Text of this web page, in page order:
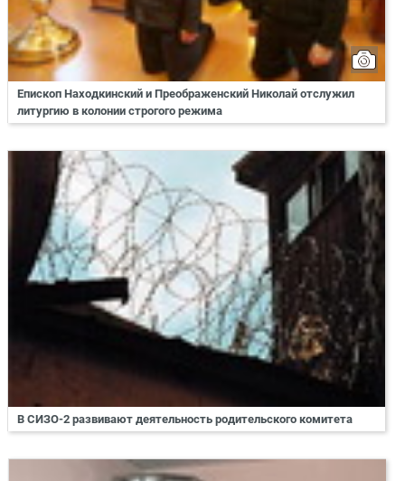
Епископ Находкинский и Преображенский Николай отслужил
литургию в колонии строгого режима
В СИЗО-2 развивают деятельность родительского комитета